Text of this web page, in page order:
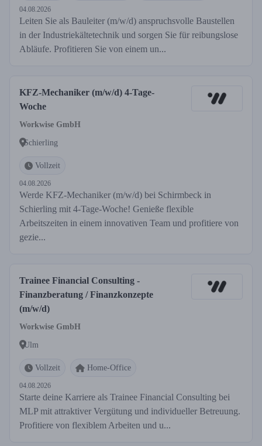
04.08.2026
Leiten Sie als Bauleiter (m/w/d) anspruchsvolle Baustellen
in der Industriekältetechnik und sorgen Sie für reibungslose
Abläufe. Profitieren Sie von einem un...
KFZ-Mechaniker (m/w/d) 4-Tage-
Woche
Workwise GmbH
Schierling
Vollzeit
04.08.2026
Werde KFZ-Mechaniker (m/w/d) bei Schirmbeck in
Schierling mit 4-Tage-Woche! Genieße flexible
Arbeitszeiten in einem innovativen Team und profitiere von
gezie...
Trainee Financial Consulting -
Finanzberatung / Finanzkonzepte
(m/w/d)
Workwise GmbH
Ulm
Vollzeit Home-Office
04.08.2026
Starte deine Karriere als Trainee Financial Consulting bei
MLP mit attraktiver Vergütung und individueller Betreuung.
Profitiere von flexiblem Arbeiten und u...